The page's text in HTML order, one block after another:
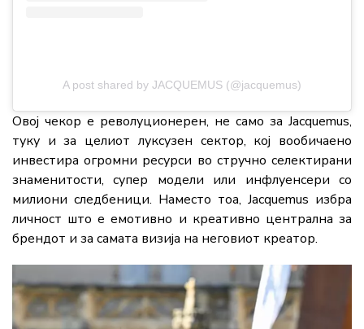
A post shared by JACQUEMUS (@jacquemus)
Овој чекор е револуционерен, не само за Jacquemus,
туку и за целиот луксузен сектор, кој вообичаено
инвестира огромни ресурси во стручно селектирани
знаменитости, супер модели или инфлуенсери со
милиони следбеници. Наместо тоа, Jacquemus избра
личност што е емотивно и креативно централна за
брендот и за самата визија на неговиот креатор.